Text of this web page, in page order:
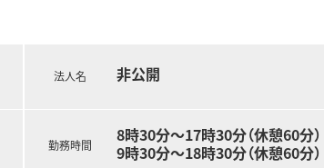
域で唯一急性期の入院施設を完備した総合病
慢性期、在宅医療や介護等に至るまで、切れ目
法人名 非公開
勤務時間
8時30分〜17時30分（休憩60分）
9時30分〜18時30分（休憩60分）